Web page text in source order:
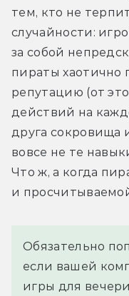
тем, кто не
случайности:
за собой
пираты хаотично
репутацию (от
действий на
друга сокровища
вовсе не те
Что ж, а когда
и
Обязательно
если вашей
игры для